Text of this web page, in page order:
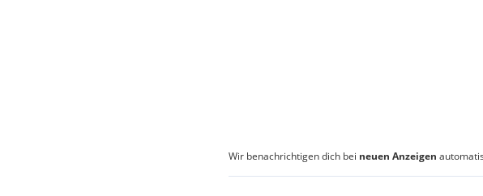
Wir benachrichtigen dich bei neuen Anzeigen